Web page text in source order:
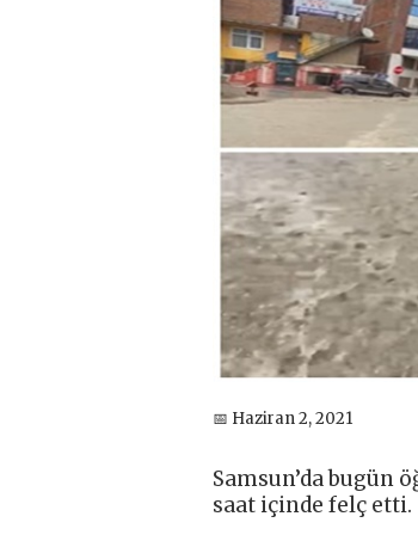
📅 Haziran 2, 2021
Samsun’da bugün
saat içinde felç etti.